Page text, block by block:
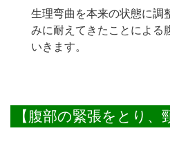
生理弯曲を本来の状態に調
みに耐えてきたことによる
いきます。
【腹部の緊張をとり、